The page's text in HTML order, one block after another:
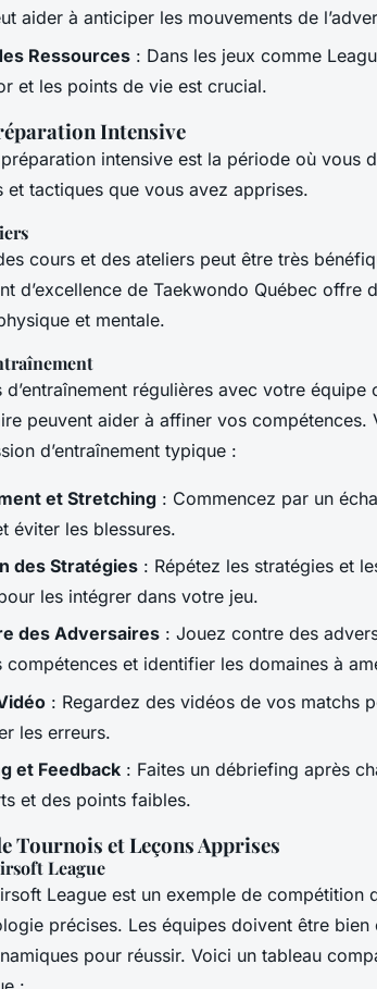
aider à anticiper les mouvements de
Ressources : Dans les jeux comme
et les points de vie est crucial.
Intensive
intensive est la période où vous
et tactiques que vous avez apprises.
cours et des ateliers peut être très
d’excellence de Taekwondo Québec offre
et mentale.
d’entraînement régulières avec votre
peuvent aider à affiner vos compétences.
d’entraînement typique :
et Stretching : Commencez par un
éviter les blessures.
des Stratégies : Répétez les stratégies et
les intégrer dans votre jeu.
des Adversaires : Jouez contre des
compétences et identifier les domaines à
: Regardez des vidéos de vos matchs
les erreurs.
et Feedback : Faites un débriefing après
et des points faibles.
Tournois et Leçons Apprises
League
League est un exemple de compétition
précises. Les équipes doivent être
pour réussir. Voici un tableau